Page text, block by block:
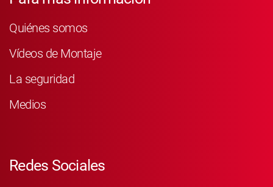
Quiénes somos
Vídeos de Montaje
La seguridad
Medios
Redes Sociales